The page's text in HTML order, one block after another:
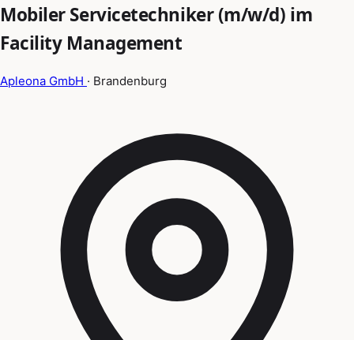
Mobiler Servicetechniker (m/w/d) im
Facility Management
Apleona GmbH · Brandenburg